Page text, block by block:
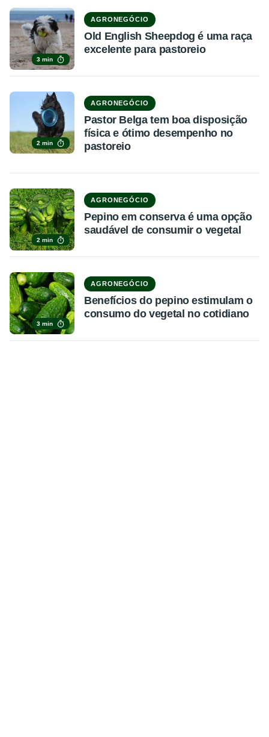
3 min
AGRONEGÓCIO
Old English Sheepdog é uma raça
excelente para pastoreio
2 min
AGRONEGÓCIO
Pastor Belga tem boa disposição
física e ótimo desempenho no
pastoreio
2 min
AGRONEGÓCIO
Pepino em conserva é uma opção
saudável de consumir o vegetal
3 min
AGRONEGÓCIO
Benefícios do pepino estimulam o
consumo do vegetal no cotidiano